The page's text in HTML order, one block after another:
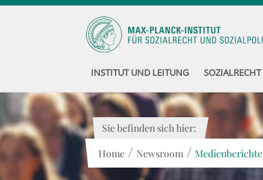
INSTITUT UND LEITUNG SOZIALRECHT
Sie befinden sich hier:
Home / Newsroom / Medienberichte